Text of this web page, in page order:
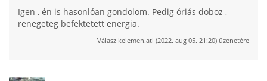
Igen , én is hasonlóan gondolom. Pedig óriás doboz ,
renegeteg befektetett energia.
Válasz kelemen.ati (2022. aug 05. 21:20) üzenetére